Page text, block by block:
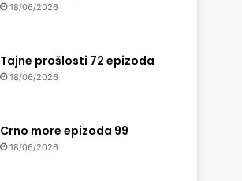
18/06/2026
Tajne prošlosti 72 epizoda
18/06/2026
Crno more epizoda 99
18/06/2026